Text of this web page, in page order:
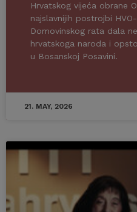
Hrvatskog vijeća obrane
najslavnijih postrojbi
Domovinskog rata dala
hrvatskoga naroda i
u Bosanskoj Posavini.
21. MAY, 2026